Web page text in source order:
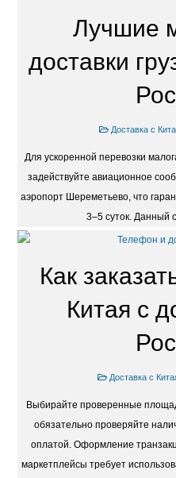
Лучшие
доставки
Доставка с
Для ускоренной перевозки
задействуйте авиационное
аэропорт Шереметьево, что
3–5 суток. Данный
Как
Китая с
Доставка с
Выбирайте проверенные
обязательно проверяйте
оплатой. Оформление
маркетплейсы требует